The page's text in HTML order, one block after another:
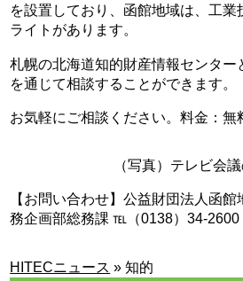
を設置しており、函館地域は、工業
ライトがあります。
札幌の北海道知的財産情報センター
を通じて相談することができます。
お気軽にご相談ください。料金：無
（写真）テレビ会
【お問い合わせ】公益財団法人函
務企画部総務課 ℡（0138）34-2600
HITECニュース »知的